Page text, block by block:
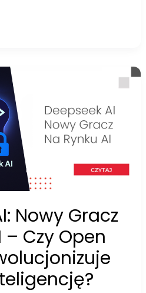
Nowy Gracz
– Czy Open